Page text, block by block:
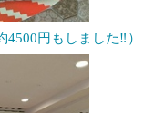
円もしました‼）